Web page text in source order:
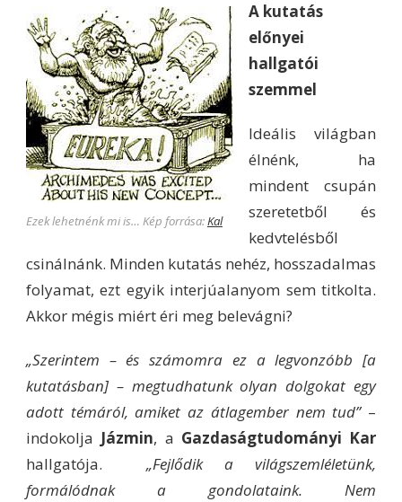
Ezek lehetnénk mi is… Kép forrása:Kal
A kutatás
előnyei
hallgatói
szemmel
Ideális világban
élnénk, ha
mindent csupán
szeretetből és
kedvtelésből
csinálnánk. Minden kutatás nehéz, hosszadalmas
folyamat, ezt egyik interjúalanyom sem titkolta.
Akkor mégis miért éri meg belevágni?
„Szerintem – és számomra ez a legvonzóbb [a
kutatásban] – megtudhatunk olyan dolgokat egy
adott témáról, amiket az átlagember nem tud” –
indokolja Jázmin, a Gazdaságtudományi Kar
hallgatója. „Fejlődik a világszemléletünk,
formálódnak a gondolataink. Nem